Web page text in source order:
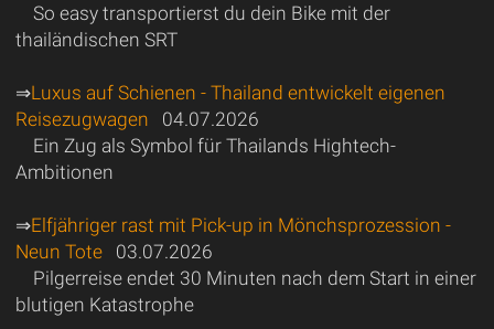
So easy transportierst du dein Bike mit der
thailändischen SRT
⇒Luxus auf Schienen - Thailand entwickelt eigenen
Reisezugwagen 04.07.2026
Ein Zug als Symbol für Thailands Hightech-
Ambitionen
⇒Elfjähriger rast mit Pick-up in Mönchsprozession -
Neun Tote03.07.2026
Pilgerreise endet 30 Minuten nach dem Start in einer
blutigen Katastrophe